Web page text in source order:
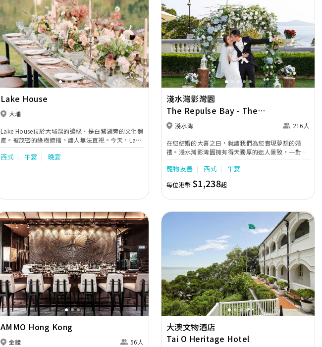
Previous Next
Lake House
大埔
Lake House位於大埔滘的邊緣、是白鷺湖旁的文化遺
產。被茂密的綠樹遮擋，讓人無法直視。今天，Lake
House讓這座建築恢復了其歐洲建築遺產的昔日輝
煌，並帶有一絲現代簡約風格。 周圍廣闊的自然景觀
西式 午宴 晚宴
Previous Next
淺水灣影灣園
The Repulse Bay - The
Verandah
淺水灣 216人
在您結婚的大喜之日，就讓我們為您實現夢想的婚
禮。淺水灣影灣園擁有得天獨厚的迷人景致，一對新
人可以在綠茵草坪或影灣禮賓台舉行戶外婚禮，讓一
望無際的藍天碧海見證彼此間的山盟海誓，或於露台
餐廳盡情享受浪漫的婚宴，接受來賓的祝福。如想舉
行獨一無二的婚禮，我們經驗豐富的婚宴專家可為您
量身設計與眾不同的香港露天婚宴套餐或其他體驗，
以根據您的心意設計，幸福甜蜜的生活，從淺水灣影
寵物友善 西式 午宴
每位港幣 $1,238起
Previous Next
AMMO Hong Kong
金鐘 56人
Previous Next
大澳文物酒店
Tai O Heritage Hotel